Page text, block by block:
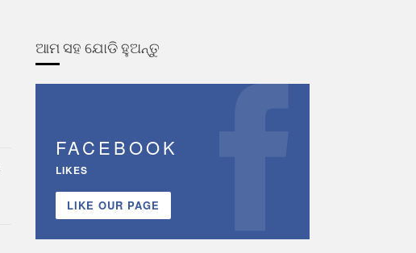
ଆମ ସହ ଯୋଡି ହୁଅନ୍ତୁ
FACEBOOK
LIKES
LIKE OUR PAGE